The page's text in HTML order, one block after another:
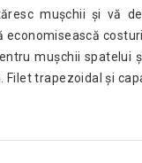
mușchii și vă
mușchii spatelui
trapezoidal și